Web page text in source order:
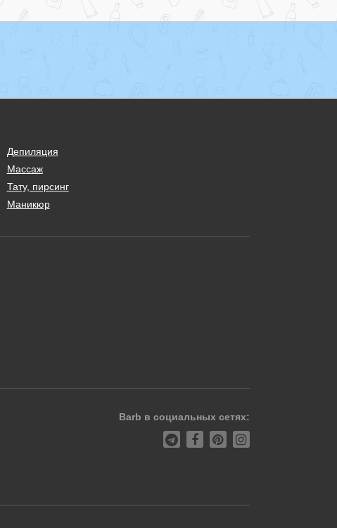
Депиляция
Массаж
Тату, пирсинг
Маникюр
Barb в социальных сетях: